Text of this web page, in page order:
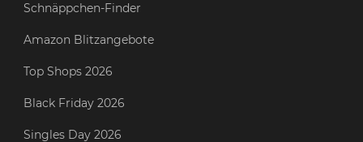
Schnäppchen-Finder
Amazon Blitzangebote
Top Shops 2026
Black Friday 2026
Singles Day 2026